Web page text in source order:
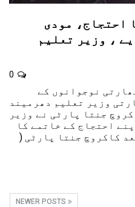
احتجاج، مودی
، وزیر تعلیم
نوجوانوں کے
وزیر تعلیم دھرمیند
جنتا پارٹی نے وزیر
احتجاج کے خاتمے کا
کاکروچ جنتا پارٹی (